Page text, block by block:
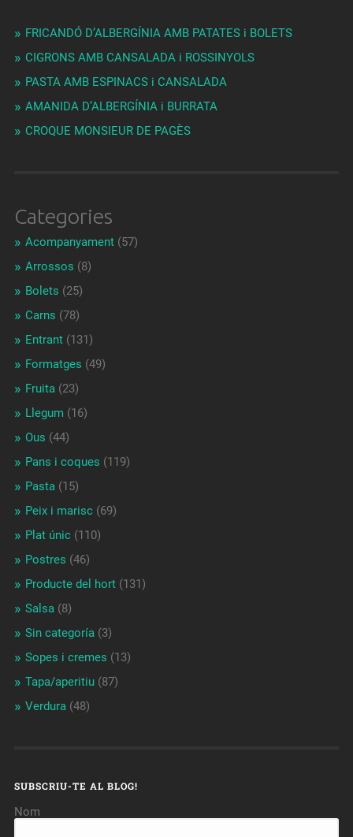
FRICANDÓ D’ALBERGÍNIA AMB PATATES i BOLETS
CIGRONS AMB CANSALADA i ROSSINYOLS
PASTA AMB ESPINACS i CANSALADA
AMANIDA D’ALBERGÍNIA i BURRATA
CROQUE MONSIEUR DE PAGÈS
Categories
Acompanyament(57)
Arrossos (8)
Bolets (25)
Carns (78)
Entrant(131)
Formatges (49)
Fruita(23)
Llegum (16)
Ous (44)
Pans i coques (119)
Pasta(15)
Peix i marisc(69)
Plat únic(110)
Postres (46)
Producte del hort(131)
Salsa(8)
Sin categoría(3)
Sopes i cremes (13)
Tapa/aperitiu(87)
Verdura(48)
SUBSCRIU-TE AL BLOG!
Nom